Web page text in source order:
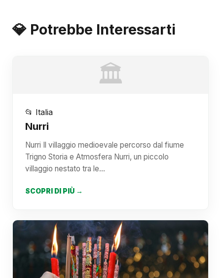
💎 Potrebbe Interessarti
🏛️
📂 Italia
Nurri
Nurri Il villaggio medioevale percorso dal fiume
Trigno Storia e Atmosfera Nurri, un piccolo
villaggio nestato tra le…
SCOPRI DI PIÙ →